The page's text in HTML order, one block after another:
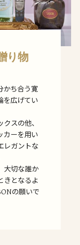
り物
かち合う寛
を広げてい
スの他、
カーを用い
レガントな
大切な誰か
きとなるよ
の願いで